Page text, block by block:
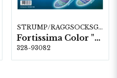
STRUMP/RAGGSOCKSGARN
Fortissima Color "Serchio" 4-fach, 6 färger á 1,0 kg.
328-93082